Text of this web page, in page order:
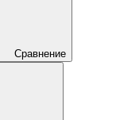
Сравнение